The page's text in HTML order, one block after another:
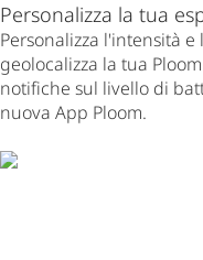
Personalizza la tua
Personalizza l'intensità
geolocalizza la tua
notifiche sul livello di
nuova App Ploom.